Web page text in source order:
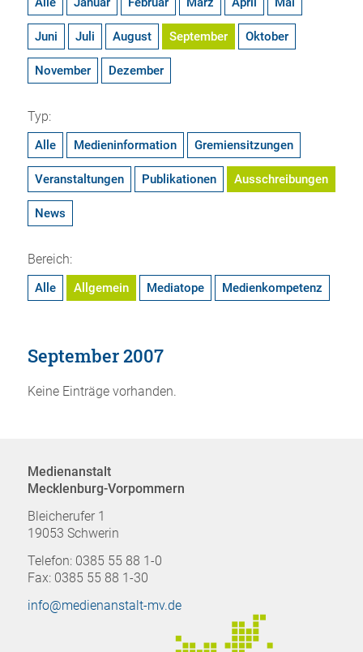
Juni Juli August September Oktober
November Dezember
Typ:
Alle Medieninformation Gremiensitzungen
Veranstaltungen Publikationen Ausschreibungen
News
Bereich:
Alle Allgemein Mediatope Medienkompetenz
September 2007
Keine Einträge vorhanden.
Medienanstalt
Mecklenburg-Vorpommern
Bleicherufer 1
19053 Schwerin
Telefon: 0385 55 88 1-0
Fax: 0385 55 88 1-30
info@medienanstalt-mv.de